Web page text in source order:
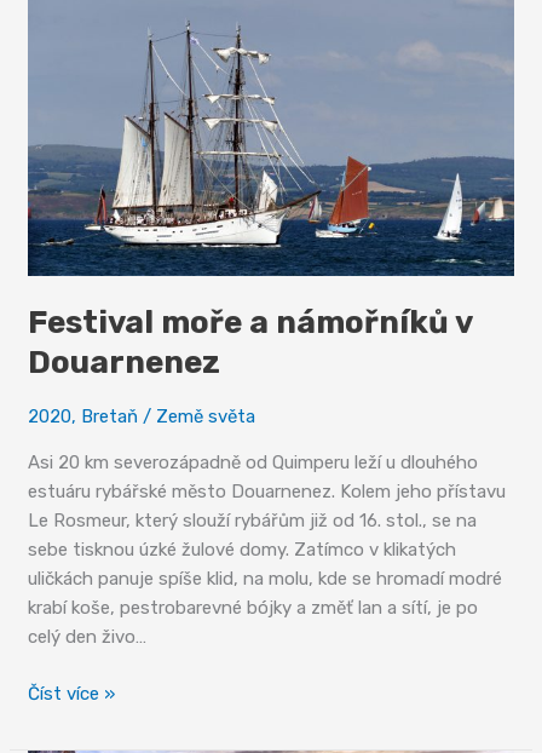
Festival moře a námořníků v
Douarnenez
2020, Bretaň / Země světa
Asi 20 km severozápadně od Quimperu leží u dlouhého
estuáru rybářské město Douarnenez. Kolem jeho přístavu
Le Rosmeur, který slouží rybářům již od 16. stol., se na
sebe tisknou úzké žulové domy. Zatímco v klikatých
uličkách panuje spíše klid, na molu, kde se hromadí modré
krabí koše, pestrobarevné bójky a změť lan a sítí, je po
celý den živo…
Festival
Číst více »